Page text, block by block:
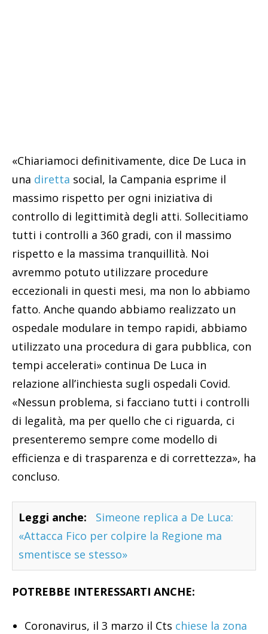
«Chiariamoci definitivamente, dice De Luca in
una diretta social, la Campania esprime il
massimo rispetto per ogni iniziativa di
controllo di legittimità degli atti. Sollecitiamo
tutti i controlli a 360 gradi, con il massimo
rispetto e la massima tranquillità. Noi
avremmo potuto utilizzare procedure
eccezionali in questi mesi, ma non lo abbiamo
fatto. Anche quando abbiamo realizzato un
ospedale modulare in tempo rapidi, abbiamo
utilizzato una procedura di gara pubblica, con
tempi accelerati» continua De Luca in
relazione all’inchiesta sugli ospedali Covid.
«Nessun problema, si facciano tutti i controlli
di legalità, ma per quello che ci riguarda, ci
presenteremo sempre come modello di
efficienza e di trasparenza e di correttezza», ha
concluso.
Leggi anche:
Simeone replica a De Luca:
«Attacca Fico per colpire la Regione ma
smentisce se stesso»
POTREBBE INTERESSARTI ANCHE:
Coronavirus, il 3 marzo il Cts chiese la zona